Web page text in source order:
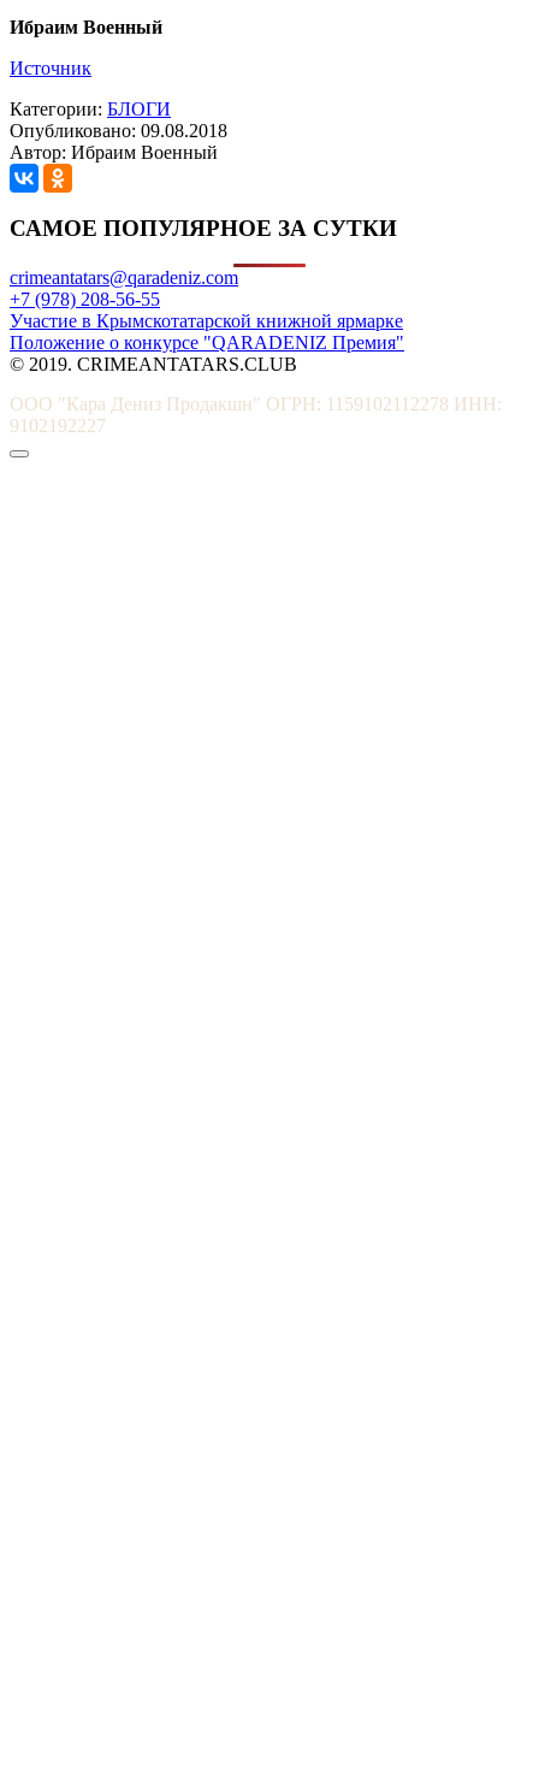
Ибраим Военный
Источник
Категории: БЛОГИ
Опубликовано: 09.08.2018
Автор: Ибраим Военный
САМОЕ ПОПУЛЯРНОЕ ЗА СУТКИ
crimeantatars@qaradeniz.com
+7 (978) 208-56-55
Участие в Крымскотатарской книжной ярмарке
Положение о конкурсе "QARADENIZ Премия"
© 2019. CRIMEANTATARS.CLUB
ООО "Кара Дениз Продакшн" ОГРН: 1159102112278 ИНН:
9102192227